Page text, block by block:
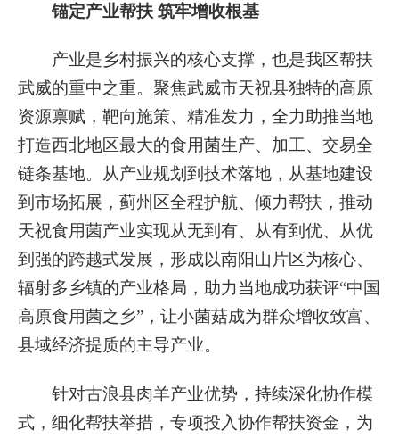
锚定产业帮扶 筑牢增收根基
产业是乡村振兴的核心支撑，也是我区帮扶
武威的重中之重。聚焦武威市天祝县独特的高原
资源禀赋，靶向施策、精准发力，全力助推当地
打造西北地区最大的食用菌生产、加工、交易全
链条基地。从产业规划到技术落地，从基地建设
到市场拓展，蓟州区全程护航、倾力帮扶，推动
天祝食用菌产业实现从无到有、从有到优、从优
到强的跨越式发展，形成以南阳山片区为核心、
辐射多乡镇的产业格局，助力当地成功获评“中国
高原食用菌之乡”，让小菌菇成为群众增收致富、
县域经济提质的主导产业。
针对古浪县肉羊产业优势，持续深化协作模
式，细化帮扶举措，专项投入协作帮扶资金，为